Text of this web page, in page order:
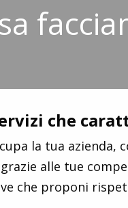
che
la tua
alle tue
che proponi